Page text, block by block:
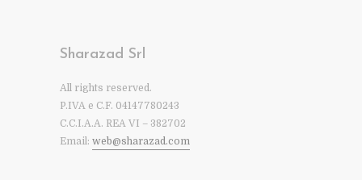
Sharazad Srl
All rights reserved.
P.IVA e C.F. 04147780243
C.C.I.A.A. REA VI – 382702
Email: web@sharazad.com